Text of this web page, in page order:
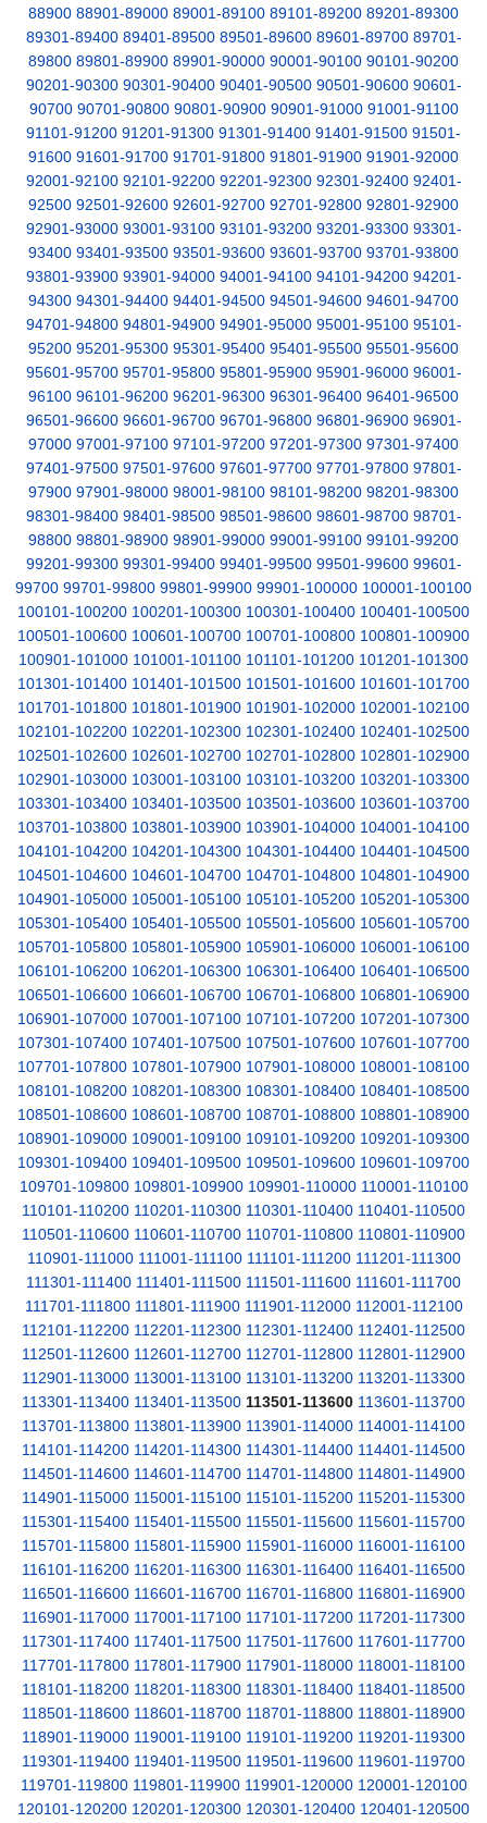
88900 88901-89000 89001-89100 89101-89200 89201-89300
89301-89400 89401-89500 89501-89600 89601-89700 89701-
89800 89801-89900 89901-90000 90001-90100 90101-90200
90201-90300 90301-90400 90401-90500 90501-90600 90601-
90700 90701-90800 90801-90900 90901-91000 91001-91100
91101-91200 91201-91300 91301-91400 91401-91500 91501-
91600 91601-91700 91701-91800 91801-91900 91901-92000
92001-92100 92101-92200 92201-92300 92301-92400 92401-
92500 92501-92600 92601-92700 92701-92800 92801-92900
92901-93000 93001-93100 93101-93200 93201-93300 93301-
93400 93401-93500 93501-93600 93601-93700 93701-93800
93801-93900 93901-94000 94001-94100 94101-94200 94201-
94300 94301-94400 94401-94500 94501-94600 94601-94700
94701-94800 94801-94900 94901-95000 95001-95100 95101-
95200 95201-95300 95301-95400 95401-95500 95501-95600
95601-95700 95701-95800 95801-95900 95901-96000 96001-
96100 96101-96200 96201-96300 96301-96400 96401-96500
96501-96600 96601-96700 96701-96800 96801-96900 96901-
97000 97001-97100 97101-97200 97201-97300 97301-97400
97401-97500 97501-97600 97601-97700 97701-97800 97801-
97900 97901-98000 98001-98100 98101-98200 98201-98300
98301-98400 98401-98500 98501-98600 98601-98700 98701-
98800 98801-98900 98901-99000 99001-99100 99101-99200
99201-99300 99301-99400 99401-99500 99501-99600 99601-
99700 99701-99800 99801-99900 99901-100000 100001-100100
100101-100200 100201-100300 100301-100400 100401-100500
100501-100600 100601-100700 100701-100800 100801-100900
100901-101000 101001-101100 101101-101200 101201-101300
101301-101400 101401-101500 101501-101600 101601-101700
101701-101800 101801-101900 101901-102000 102001-102100
102101-102200 102201-102300 102301-102400 102401-102500
102501-102600 102601-102700 102701-102800 102801-102900
102901-103000 103001-103100 103101-103200 103201-103300
103301-103400 103401-103500 103501-103600 103601-103700
103701-103800 103801-103900 103901-104000 104001-104100
104101-104200 104201-104300 104301-104400 104401-104500
104501-104600 104601-104700 104701-104800 104801-104900
104901-105000 105001-105100 105101-105200 105201-105300
105301-105400 105401-105500 105501-105600 105601-105700
105701-105800 105801-105900 105901-106000 106001-106100
106101-106200 106201-106300 106301-106400 106401-106500
106501-106600 106601-106700 106701-106800 106801-106900
106901-107000 107001-107100 107101-107200 107201-107300
107301-107400 107401-107500 107501-107600 107601-107700
107701-107800 107801-107900 107901-108000 108001-108100
108101-108200 108201-108300 108301-108400 108401-108500
108501-108600 108601-108700 108701-108800 108801-108900
108901-109000 109001-109100 109101-109200 109201-109300
109301-109400 109401-109500 109501-109600 109601-109700
109701-109800 109801-109900 109901-110000 110001-110100
110101-110200 110201-110300 110301-110400 110401-110500
110501-110600 110601-110700 110701-110800 110801-110900
110901-111000 111001-111100 111101-111200 111201-111300
111301-111400 111401-111500 111501-111600 111601-111700
111701-111800 111801-111900 111901-112000 112001-112100
112101-112200 112201-112300 112301-112400 112401-112500
112501-112600 112601-112700 112701-112800 112801-112900
112901-113000 113001-113100 113101-113200 113201-113300
113301-113400 113401-113500 113501-113600 113601-113700
113701-113800 113801-113900 113901-114000 114001-114100
114101-114200 114201-114300 114301-114400 114401-114500
114501-114600 114601-114700 114701-114800 114801-114900
114901-115000 115001-115100 115101-115200 115201-115300
115301-115400 115401-115500 115501-115600 115601-115700
115701-115800 115801-115900 115901-116000 116001-116100
116101-116200 116201-116300 116301-116400 116401-116500
116501-116600 116601-116700 116701-116800 116801-116900
116901-117000 117001-117100 117101-117200 117201-117300
117301-117400 117401-117500 117501-117600 117601-117700
117701-117800 117801-117900 117901-118000 118001-118100
118101-118200 118201-118300 118301-118400 118401-118500
118501-118600 118601-118700 118701-118800 118801-118900
118901-119000 119001-119100 119101-119200 119201-119300
119301-119400 119401-119500 119501-119600 119601-119700
119701-119800 119801-119900 119901-120000 120001-120100
120101-120200 120201-120300 120301-120400 120401-120500